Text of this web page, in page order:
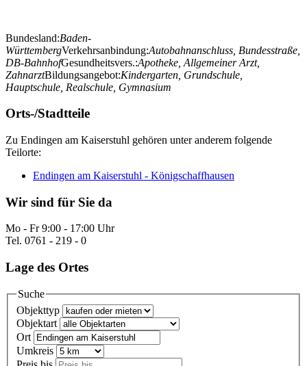
Bundesland:Baden-
WürttembergVerkehrsanbindung:Autobahnanschluss, Bundesstraße,
DB-BahnhofGesundheitsvers.:Apotheke, Allgemeiner Arzt,
ZahnarztBildungsangebot:Kindergarten, Grundschule,
Hauptschule, Realschule, Gymnasium
Orts-/Stadtteile
Zu Endingen am Kaiserstuhl gehören unter anderem folgende
Teilorte:
Endingen am Kaiserstuhl - Königschaffhausen
Wir sind für Sie da
Mo - Fr 9:00 - 17:00 Uhr
Tel. 0761 - 219 - 0
Lage des Ortes
Suche
Objekttyp
Objektart
Ort
Umkreis